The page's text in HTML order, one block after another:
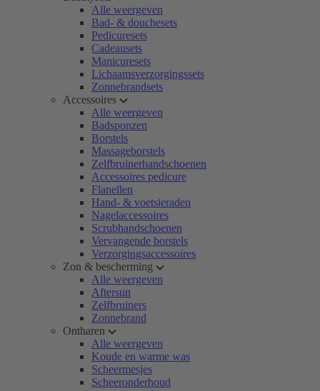
Alle weergeven
Bad- & douchesets
Pedicuresets
Cadeausets
Manicuresets
Lichaamsverzorgingssets
Zonnebrandsets
Accessoires
Alle weergeven
Badsponzen
Borstels
Massageborstels
Zelfbruinerhandschoenen
Accessoires pedicure
Flanellen
Hand- & voetsieraden
Nagelaccessoires
Scrubhandschoenen
Vervangende borstels
Verzorgingsaccessoires
Zon & bescherming
Alle weergeven
Aftersun
Zelfbruiners
Zonnebrand
Ontharen
Alle weergeven
Koude en warme was
Scheermesjes
Scheeronderhoud